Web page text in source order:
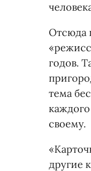
Отсюда
годов.
тема
своему.
другие